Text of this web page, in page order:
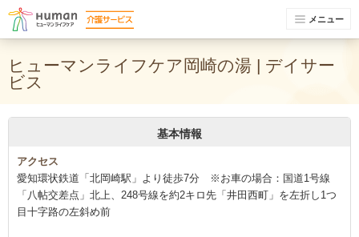
メニュー
ヒューマンライフケア岡崎の湯 | デイサー
ビス
基本情報
アクセス
愛知環状鉄道「北岡崎駅」より徒歩7分 ※お車の場合：国道1号線
「八帖交差点」北上、248号線を約2キロ先「井田西町」を左折し1つ
目十字路の左斜め前